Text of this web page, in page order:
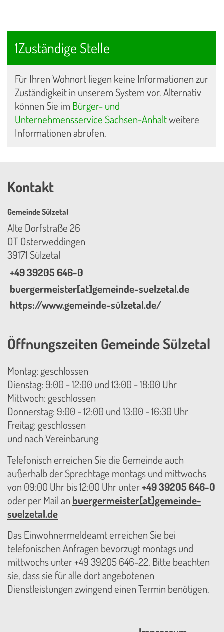
1Zuständige Stelle
Für Ihren Wohnort liegen keine Informationen zur
Zuständigkeit in unserem System vor. Alternativ
können Sie im Bürger- und
Unternehmensservice Sachsen-Anhaltweitere
Informationen abrufen.
Kontakt
Gemeinde Sülzetal
Alte Dorfstraße 26
OT Osterweddingen
39171 Sülzetal
+49 39205 646-0
buergermeister[at]gemeinde-suelzetal.de
https://www.gemeinde-sülzetal.de/
Öffnungszeiten Gemeinde Sülzetal
Montag: geschlossen
Dienstag: 9:00 - 12:00 und 13:00 - 18:00 Uhr
Mittwoch: geschlossen
Donnerstag: 9:00 - 12:00 und 13:00 - 16:30 Uhr
Freitag: geschlossen
und nach Vereinbarung
Telefonisch erreichen Sie die Gemeinde auch
außerhalb der Sprechtage montags und mittwochs
von 09:00 Uhr bis 12:00 Uhr unter+49 39205 646-0
oder per Mail an buergermeister[at]gemeinde-
suelzetal.de
Das Einwohnermeldeamt erreichen Sie bei
telefonischen Anfragen bevorzugt montags und
mittwochs unter +49 39205 646-22. Bitte beachten
sie, dass sie für alle dort angebotenen
Dienstleistungen zwingend einen Termin benötigen.